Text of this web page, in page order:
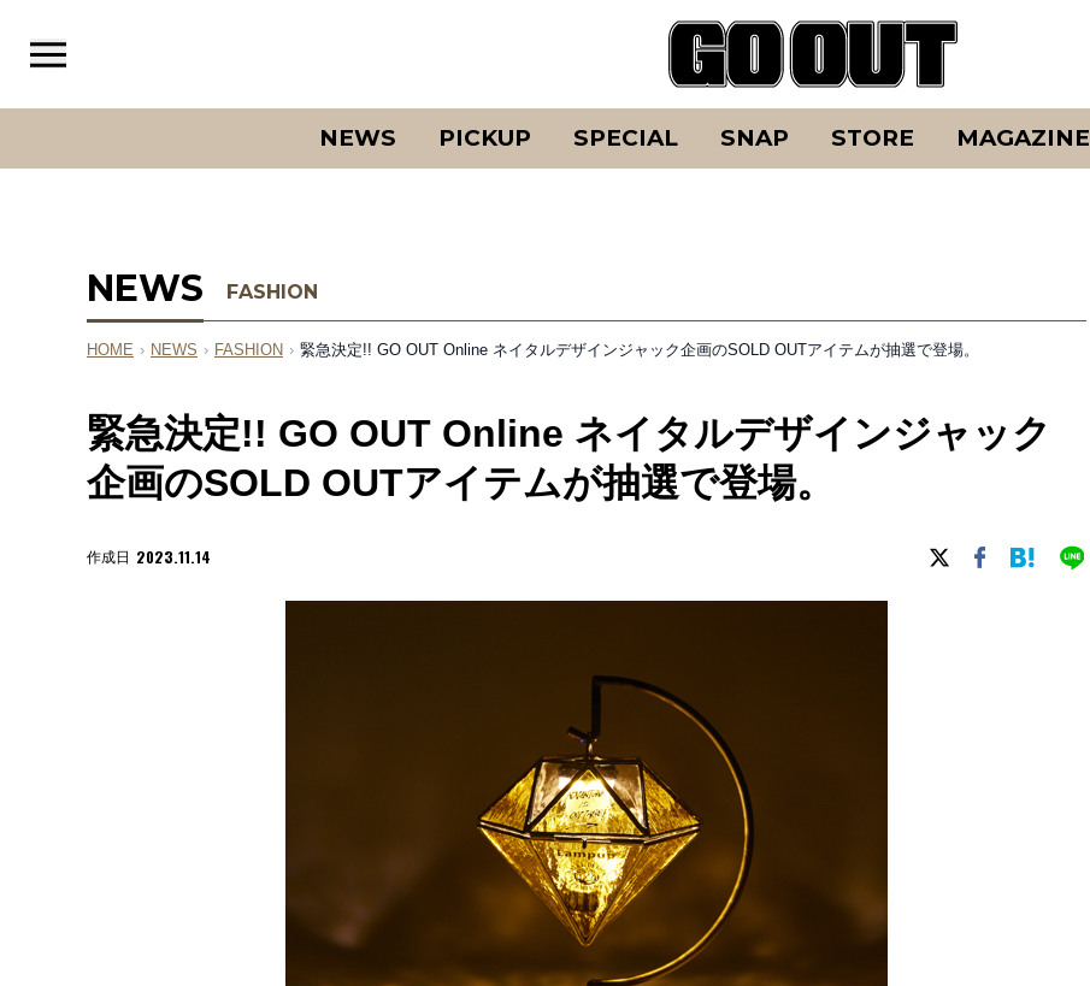
NEWS PICKUP SPECIAL SNAP STORE MAGAZINE
NEWS FASHION
HOME › NEWS › FASHION › 緊急決定!! GO OUT Online ネイタルデザインジャック企画のSOLD OUTアイテムが抽選で登場。
緊急決定!! GO OUT Online ネイタルデザインジャック
企画のSOLD OUTアイテムが抽選で登場。
作成日 2023.11.14